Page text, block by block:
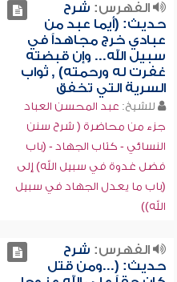
الفهرس: شرح
حديث: (أيما عبد من
عبادي خرج مجاهداً في
سبيل الله... وإن قبضته
غفرت له ورحمته) , ثواب
السرية التي تخفق
للشيخ: عبد المحسن العباد
جزء من محاضرة ( شرح سنن
النسائي - كتاب الجهاد - (باب
فضل غدوة في سبيل الله) إلى
(باب ما يعدل الجهاد في سبيل
الله))
الفهرس: شرح
حديث: (...ومن قتل